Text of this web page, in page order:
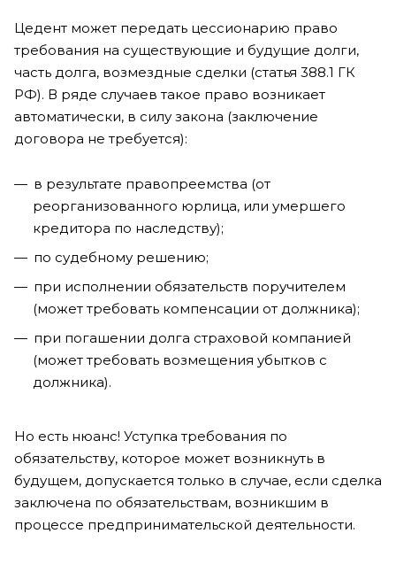
Цедент может передать цессионарию право
требования на существующие и будущие долги,
часть долга, возмездные сделки (статья 388.1 ГК
РФ). В ряде случаев такое право возникает
автоматически, в силу закона (заключение
договора не требуется):
в результате правопреемства (от
реорганизованного юрлица, или умершего
кредитора по наследству);
по судебному решению;
при исполнении обязательств поручителем
(может требовать компенсации от должника);
при погашении долга страховой компанией
(может требовать возмещения убытков с
должника).
Но есть нюанс! Уступка требования по
обязательству, которое может возникнуть в
будущем, допускается только в случае, если сделка
заключена по обязательствам, возникшим в
процессе предпринимательской деятельности.